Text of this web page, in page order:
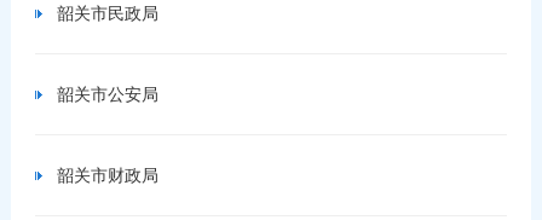
韶关市民政局
韶关市公安局
韶关市财政局